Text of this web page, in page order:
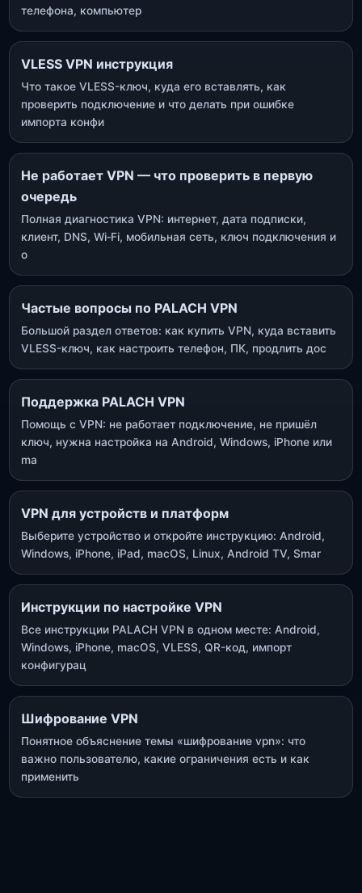
телефона, компьютер
VLESS VPN инструкция
Что такое VLESS-ключ, куда его вставлять, как
проверить подключение и что делать при ошибке
импорта конфи
Не работает VPN — что проверить в первую
очередь
Полная диагностика VPN: интернет, дата подписки,
клиент, DNS, Wi‑Fi, мобильная сеть, ключ подключения и
о
Частые вопросы по PALACH VPN
Большой раздел ответов: как купить VPN, куда вставить
VLESS-ключ, как настроить телефон, ПК, продлить дос
Поддержка PALACH VPN
Помощь с VPN: не работает подключение, не пришёл
ключ, нужна настройка на Android, Windows, iPhone или
ma
VPN для устройств и платформ
Выберите устройство и откройте инструкцию: Android,
Windows, iPhone, iPad, macOS, Linux, Android TV, Smar
Инструкции по настройке VPN
Все инструкции PALACH VPN в одном месте: Android,
Windows, iPhone, macOS, VLESS, QR-код, импорт
конфигурац
Шифрование VPN
Понятное объяснение темы «шифрование vpn»: что
важно пользователю, какие ограничения есть и как
применить